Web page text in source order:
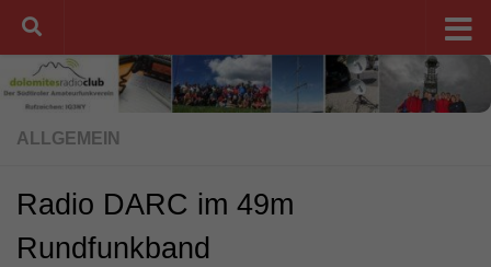
Unter dem Inhalt
ALLGEMEIN
Radio DARC im 49m
Rundfunkband